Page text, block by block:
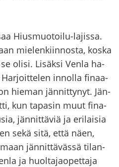
Hiusmuotoilu-​lajissa.
mie­len­kiin­nos­ta, koska
olisi. Li­säk­si Venla ha­
in­nol­la fi­naa­
hie­man jän­nit­ty­nyt. Jän­
kun ta­pa­sin muut fi­na­
jän­nit­tä­viä ja eri­lai­sia
sekä sitä, että näen,
jän­nit­tä­väs­sä ti­lan­
ja huol­ta­jao­pet­ta­ja